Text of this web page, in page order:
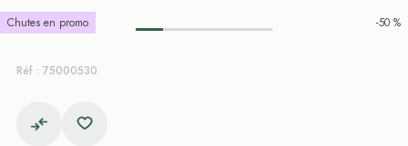
Chutes en promo -50 %
Réf : 75000530